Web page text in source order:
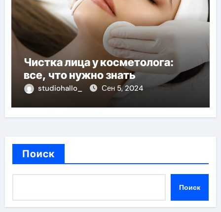
Чистка лица у косметолога:
все, что нужно знать
studiohallo_ Сен 5, 2024
Поиск
Поиск